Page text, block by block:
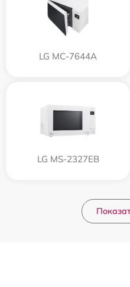
LG MC-7644A
LG MS-2327EB